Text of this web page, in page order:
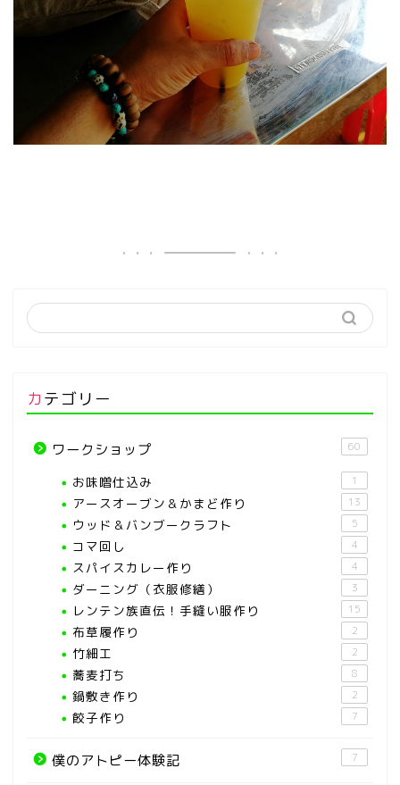
カテゴリー
ワークショップ 60
お味噌仕込み 1
アースオーブン＆かまど作り 13
ウッド＆バンブークラフト 5
コマ回し 4
スパイスカレー作り 4
ダーニング（衣服修繕） 3
レンテン族直伝！手縫い服作り 15
布草履作り 2
竹細工 2
蕎麦打ち 8
鍋敷き作り 2
餃子作り 7
僕のアトピー体験記 7